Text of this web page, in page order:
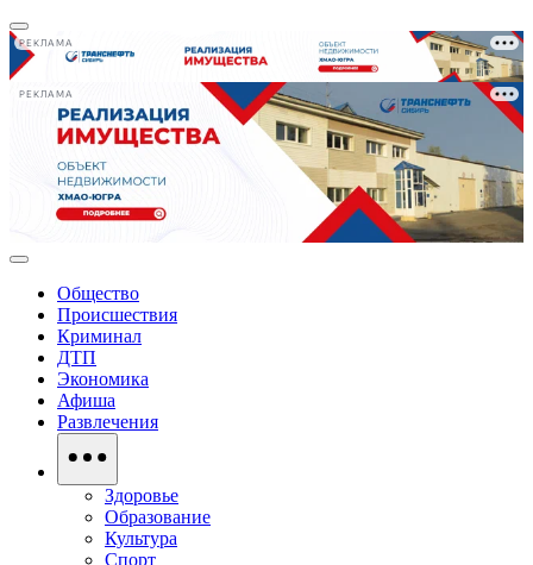
РЕКЛАМА
РЕКЛАМА
Общество
Происшествия
Криминал
ДТП
Экономика
Афиша
Развлечения
Здоровье
Образование
Культура
Спорт